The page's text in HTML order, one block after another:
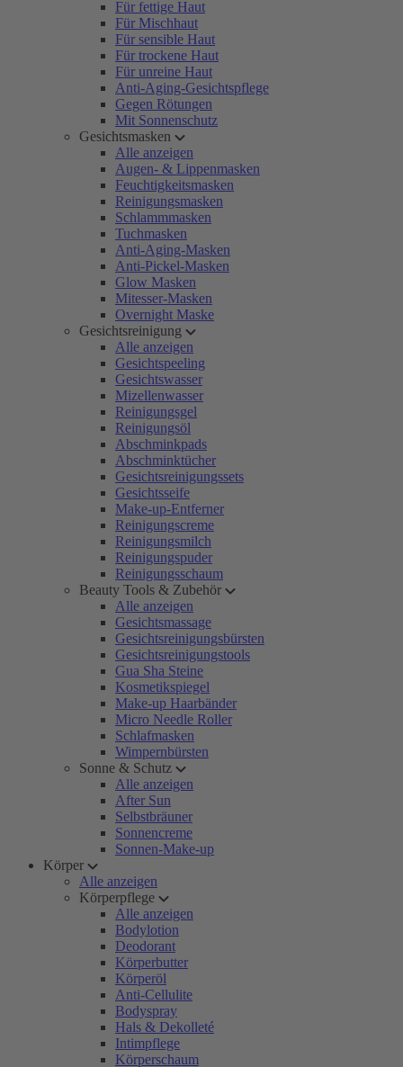
Für fettige Haut
Für Mischhaut
Für sensible Haut
Für trockene Haut
Für unreine Haut
Anti-Aging-Gesichtspflege
Gegen Rötungen
Mit Sonnenschutz
Gesichtsmasken
Alle anzeigen
Augen- & Lippenmasken
Feuchtigkeitsmasken
Reinigungsmasken
Schlammmasken
Tuchmasken
Anti-Aging-Masken
Anti-Pickel-Masken
Glow Masken
Mitesser-Masken
Overnight Maske
Gesichtsreinigung
Alle anzeigen
Gesichtspeeling
Gesichtswasser
Mizellenwasser
Reinigungsgel
Reinigungsöl
Abschminkpads
Abschminktücher
Gesichtsreinigungssets
Gesichtsseife
Make-up-Entferner
Reinigungscreme
Reinigungsmilch
Reinigungspuder
Reinigungsschaum
Beauty Tools & Zubehör
Alle anzeigen
Gesichtsmassage
Gesichtsreinigungsbürsten
Gesichtsreinigungstools
Gua Sha Steine
Kosmetikspiegel
Make-up Haarbänder
Micro Needle Roller
Schlafmasken
Wimpernbürsten
Sonne & Schutz
Alle anzeigen
After Sun
Selbstbräuner
Sonnencreme
Sonnen-Make-up
Körper
Alle anzeigen
Körperpflege
Alle anzeigen
Bodylotion
Deodorant
Körperbutter
Körperöl
Anti-Cellulite
Bodyspray
Hals & Dekolleté
Intimpflege
Körperschaum